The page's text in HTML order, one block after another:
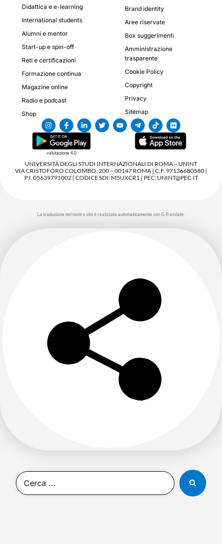
Didattica e e-learning
International students
Alumni e mentor
Start-up e spin-off
Reti e certificazioni
Formazione continua
Magazine online
Radio e podcast
Shop
Brand identity
Aree riservate
Box suggerimenti
Amministrazione
trasparente
Cookie Policy
Copyright
Privacy
Sitemap
valutazione 4,0
UNIVERSITÀ DEGLI STUDI INTERNAZIONALI DI ROMA – UNINT
VIA CRISTOFORO COLOMBO, 200 – 00147 ROMA | C.F. 97136680580 |
P.I. 05639791002 | CODICE SDI: M5UXCR1 | PEC: UNINT@PEC.IT
La traduzione del nostro sito è realizzata automaticamente con G-Translate.